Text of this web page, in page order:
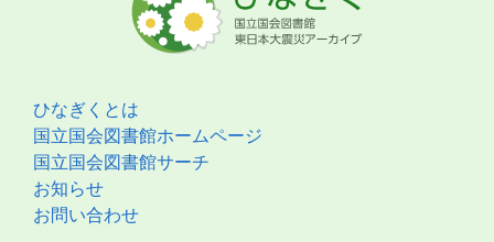
ひなぎくとは
国立国会図書館ホームページ
国立国会図書館サーチ
お知らせ
お問い合わせ